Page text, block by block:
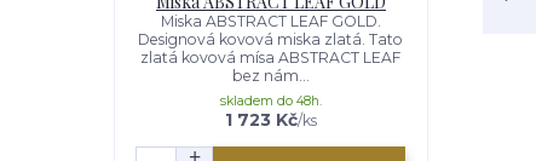
Miska ABSTRACT LEAF GOLD.
Designová kovová miska zlatá. Tato
zlatá kovová mísa ABSTRACT LEAF
bez nám...
1 723 Kč/ks
skladem do 48h.